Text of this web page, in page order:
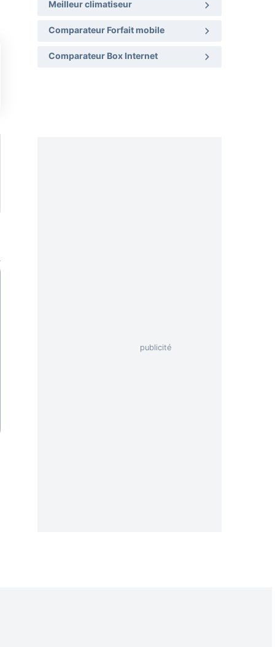
Meilleur climatiseur
Comparateur Forfait mobile
Comparateur Box Internet